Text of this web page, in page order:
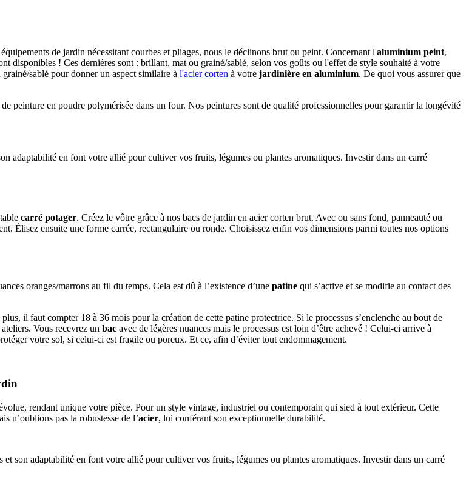
de jardin nécessitant courbes et pliages, nous le déclinons brut ou peint. Concernant l'aluminium peint,
! Ces dernières sont : brillant, mat ou grainé/sablé, selon vos goûts ou l'effet de style souhaité à votre
sablé pour donner un aspect similaire à l'acier corten à votre jardinière en aluminium. De quoi vous assurer que
peinture en poudre polymérisée dans un four. Nos peintures sont de qualité professionnelles pour garantir la longévité
adaptabilité en font votre allié pour cultiver vos fruits, légumes ou plantes aromatiques. Investir dans un carré
carré potager. Créez le vôtre grâce à nos bacs de jardin en acier corten brut. Avec ou sans fond, panneauté ou
Élisez ensuite une forme carrée, rectangulaire ou ronde. Choisissez enfin vos dimensions parmi toutes nos options
oranges/marrons au fil du temps. Cela est dû à l’existence d’une patine qui s’active et se modifie au contact des
il faut compter 18 à 36 mois pour la création de cette patine protectrice. Si le processus s’enclenche au bout de
Vous recevrez un bac avec de légères nuances mais le processus est loin d’être achevé ! Celui-ci arrive à
votre sol, si celui-ci est fragile ou poreux. Et ce, afin d’éviter tout endommagement.
rendant unique votre pièce. Pour un style vintage, industriel ou contemporain qui sied à tout extérieur. Cette
n’oublions pas la robustesse de l’acier, lui conférant son exceptionnelle durabilité.
et son adaptabilité en font votre allié pour cultiver vos fruits, légumes ou plantes aromatiques. Investir dans un carré